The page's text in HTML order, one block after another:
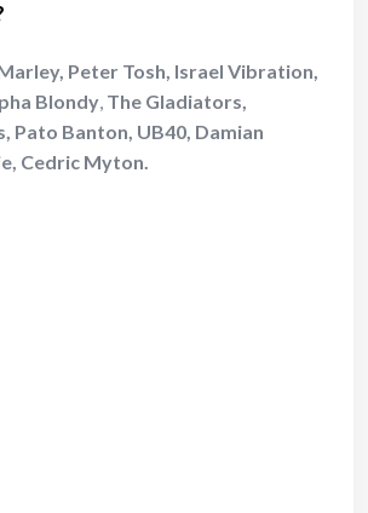
Peter Tosh, Israel Vibration,
Blondy, The Gladiators,
Pato Banton, UB40, Damian
Cedric Myton.